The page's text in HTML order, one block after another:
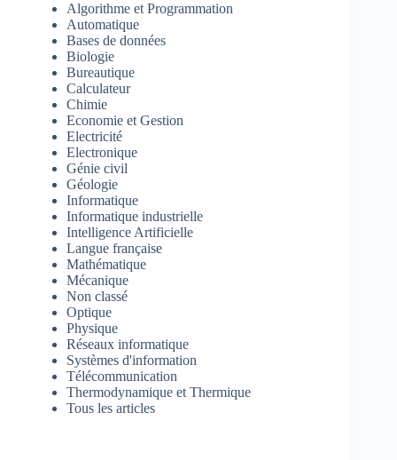
Algorithme et Programmation
Automatique
Bases de données
Biologie
Bureautique
Calculateur
Chimie
Economie et Gestion
Electricité
Electronique
Génie civil
Géologie
Informatique
Informatique industrielle
Intelligence Artificielle
Langue française
Mathématique
Mécanique
Non classé
Optique
Physique
Réseaux informatique
Systèmes d'information
Télécommunication
Thermodynamique et Thermique
Tous les articles